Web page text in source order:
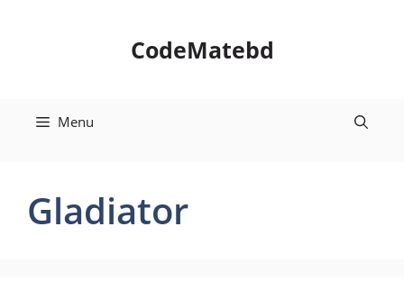
CodeMatebd
Menu
Gladiator